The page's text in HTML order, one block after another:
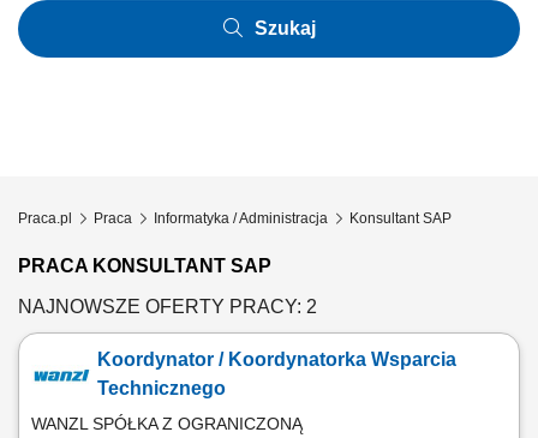
Szukaj
Praca.pl Praca Informatyka / Administracja Konsultant SAP
PRACA KONSULTANT SAP
NAJNOWSZE OFERTY PRACY: 2
Koordynator / Koordynatorka Wsparcia
Technicznego
WANZL SPÓŁKA Z OGRANICZONĄ